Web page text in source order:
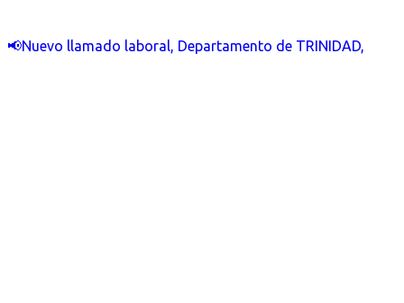
📢Nuevo llamado laboral, Departamento de TRINIDAD,